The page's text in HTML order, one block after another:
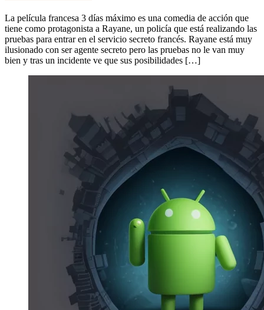
La película francesa 3 días máximo es una comedia de acción que
tiene como protagonista a Rayane, un policía que está realizando las
pruebas para entrar en el servicio secreto francés. Rayane está muy
ilusionado con ser agente secreto pero las pruebas no le van muy
bien y tras un incidente ve que sus posibilidades […]